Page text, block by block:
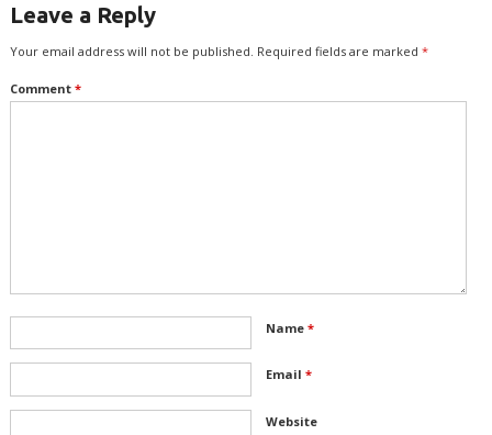
Leave a Reply
Your email address will not be published. Required fields are marked *
Comment *
Name *
Email *
Website